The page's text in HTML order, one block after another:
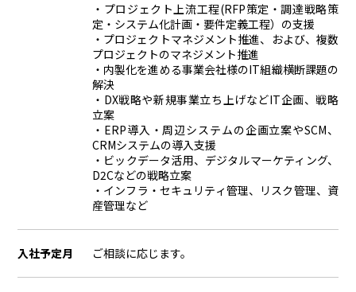
・プロジェクト上流工程(RFP策定・調達戦略策
定・システム化計画・要件定義工程）の支援
・プロジェクトマネジメント推進、および、複数
プロジェクトのマネジメント推進
・内製化を進める事業会社様のIT組織横断課題の
解決
・DX戦略や新規事業立ち上げなどIT企画、戦略
立案
・ERP導入・周辺システムの企画立案やSCM、
CRMシステムの導入支援
・ビックデータ活用、デジタルマーケティング、
D2Cなどの戦略立案
・インフラ・セキュリティ管理、リスク管理、資
産管理など
入社予定月 ご相談に応じます。